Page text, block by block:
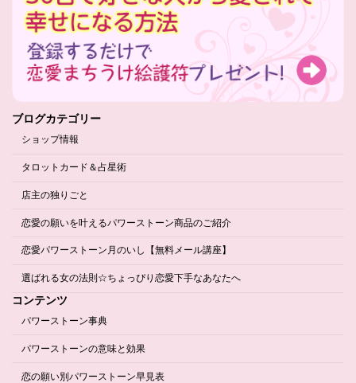
ブログカテゴリー
ショップ情報
タロットカード＆占星術
店主の独りごと
恋愛の願いを叶えるパワーストーン商品のご紹介
恋愛パワーストーン月のいし【無料メール講座】
選ばれる女の法則☆ちょっぴり恋愛下手なあなたへ
コンテンツ
パワーストーン事典
パワーストーンの意味と効果
恋の願い別パワーストーン早見表